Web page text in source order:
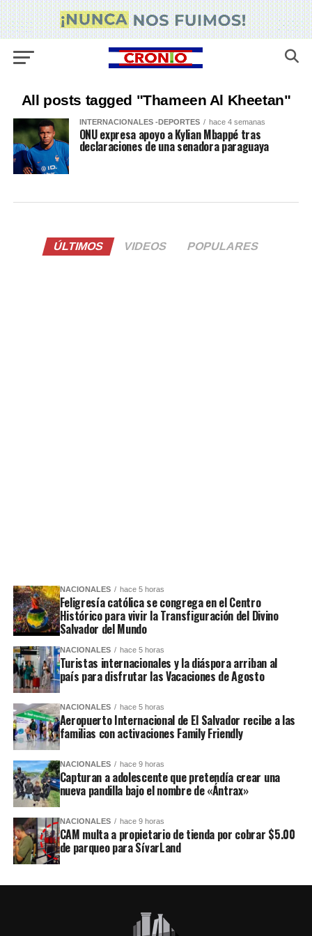
All posts tagged "Thameen Al Kheetan"
INTERNACIONALES -DEPORTES hace 4 semanas
ONU expresa apoyo a Kylian Mbappé tras
declaraciones de una senadora paraguaya
ÚLTIMOS VIDEOS POPULARES
NACIONALES hace 5 horas
Feligresía católica se congrega en el Centro
Histórico para vivir la Transfiguración del Divino
Salvador del Mundo
NACIONALES hace 5 horas
Turistas internacionales y la diáspora arriban al
país para disfrutar las Vacaciones de Agosto
NACIONALES hace 5 horas
Aeropuerto Internacional de El Salvador recibe a las
familias con activaciones Family Friendly
NACIONALES hace 9 horas
Capturan a adolescente que pretendía crear una
nueva pandilla bajo el nombre de «Ántrax»
NACIONALES hace 9 horas
CAM multa a propietario de tienda por cobrar $5.00
de parqueo para SívarLand